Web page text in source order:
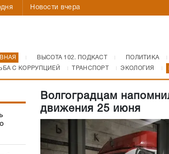
Новости вчера
ВЫСОТА 102. ПОДКАСТ ПОЛИТИКА
С КОРРУПЦИЕЙ
ТРАНСПОРТ ЭКОЛОГИЯ
Волгоградцам
движения 25 июня